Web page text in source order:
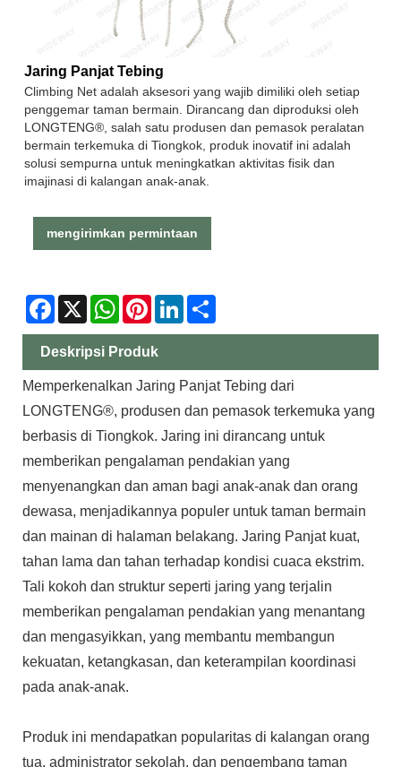
Jaring Panjat Tebing
Climbing Net adalah aksesori yang wajib dimiliki oleh setiap
penggemar taman bermain. Dirancang dan diproduksi oleh
LONGTENG®, salah satu produsen dan pemasok peralatan
bermain terkemuka di Tiongkok, produk inovatif ini adalah
solusi sempurna untuk meningkatkan aktivitas fisik dan
imajinasi di kalangan anak-anak.
mengirimkan permintaan
Facebook
X WhatsApp
PinterestLinkedIn
Deskripsi Produk
Memperkenalkan Jaring Panjat Tebing dari
LONGTENG®, produsen dan pemasok terkemuka yang
berbasis di Tiongkok. Jaring ini dirancang untuk
memberikan pengalaman pendakian yang
menyenangkan dan aman bagi anak-anak dan orang
dewasa, menjadikannya populer untuk taman bermain
dan mainan di halaman belakang. Jaring Panjat kuat,
tahan lama dan tahan terhadap kondisi cuaca ekstrim.
Tali kokoh dan struktur seperti jaring yang terjalin
memberikan pengalaman pendakian yang menantang
dan mengasyikkan, yang membantu membangun
kekuatan, ketangkasan, dan keterampilan koordinasi
pada anak-anak.
Produk ini mendapatkan popularitas di kalangan orang
tua, administrator sekolah, dan pengembang taman